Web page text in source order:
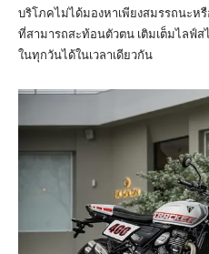
บริโภคไม่ได้มองหาเพียงสมรรถนะห
ที่สามารถสะท้อนตัวตน เติมเต็มไลฟ์ส
ในทุกวันได้ในเวลาเดียวกัน